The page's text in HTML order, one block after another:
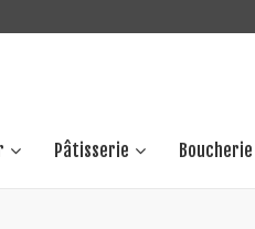
Pâtisserie Boucherie